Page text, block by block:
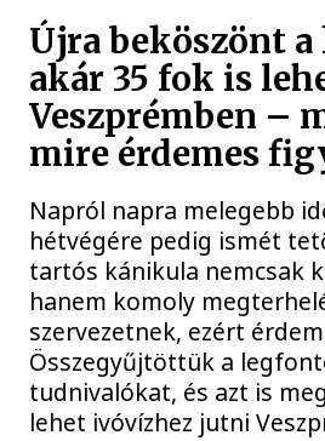
Újra beköszönt
akár 35 fok is
Veszprémben –
mire érdemes
Napról napra melegebb
hétvégére pedig ismét
tartós kánikula nemcsak
hanem komoly
szervezetnek, ezért
Összegyűjtöttük a
tudnivalókat, és azt is
lehet ivóvízhez jutni